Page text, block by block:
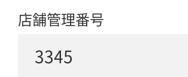
店舗管理番号
3345